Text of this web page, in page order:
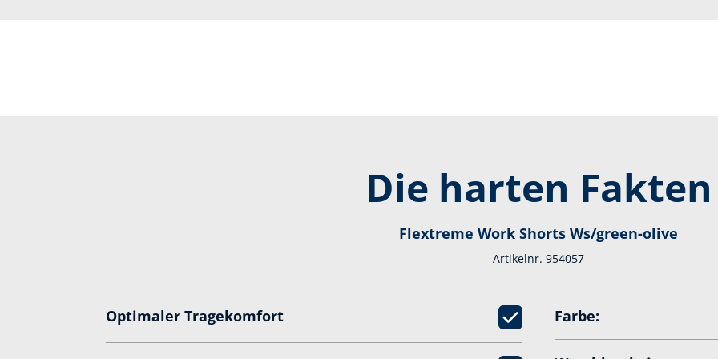
Die harten Fakten
Flextreme Work Shorts Ws/green-olive
Artikelnr. 954057
Optimaler Tragekomfort Farbe: